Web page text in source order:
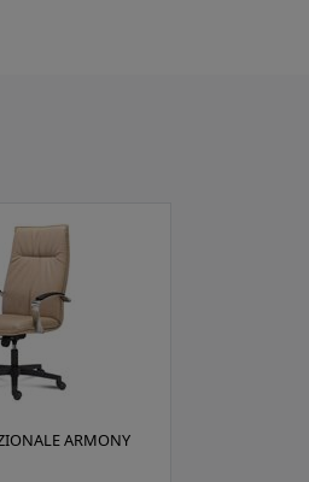
ARMONY